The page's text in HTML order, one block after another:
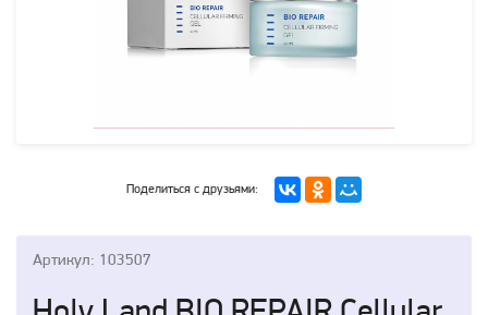
Поделиться с друзьями:
Артикул: 103507